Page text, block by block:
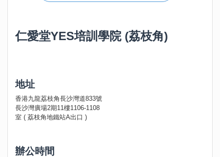
仁愛堂YES培訓學院 (荔枝角)
地址
香港九龍荔枝角長沙灣道833號
長沙灣廣場2期11樓1106-1108
室 ( 荔枝角地鐵站A出口 )
辦公時間